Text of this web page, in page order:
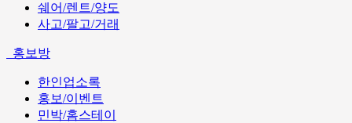
쉐어/렌트/양도
사고/팔고/거래
홍보방
한인업소록
홍보/이벤트
민박/홈스테이